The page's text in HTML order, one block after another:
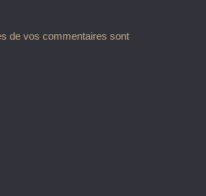
de vos commentaires sont